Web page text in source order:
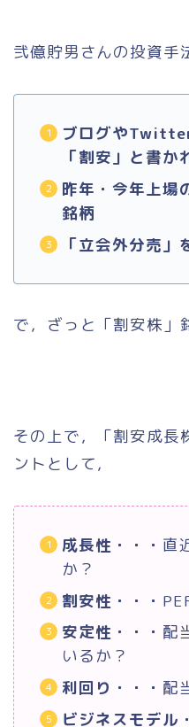
弐億貯男さんの投資手
ブログや
「割安」と書か
昨年・今年上場
銘柄
「立会外分売」
で，ざっと「割安株」
その上で，「割安成長
ントとして，
成長性・・・ 直
か？
割安性・・・
安定性・・・ 配
いるか？
利回り・・・ 配
ビジネスモデル